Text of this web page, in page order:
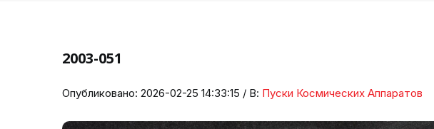
2003-051
Опубликовано: 2026-02-25 14:33:15 / В: Пуски Космических Аппаратов